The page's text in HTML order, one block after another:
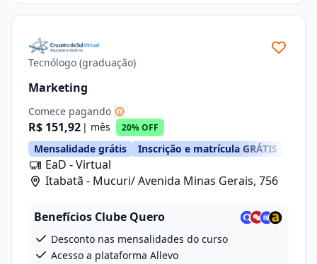
Tecnólogo (graduação)
Marketing
Comece pagando
R$ 151,92 | mês 20% OFF
Mensalidade grátis Inscrição e matrícula GRÁTIS
EaD - Virtual
Itabatã - Mucuri/ Avenida Minas Gerais, 756
Benefícios Clube Quero
Desconto nas mensalidades do curso
Acesso a plataforma Allevo